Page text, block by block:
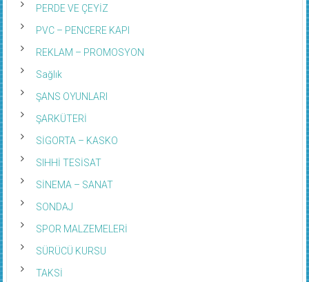
PERDE VE ÇEYİZ
PVC – PENCERE KAPI
REKLAM – PROMOSYON
Sağlık
ŞANS OYUNLARI
ŞARKÜTERİ
SİGORTA – KASKO
SIHHİ TESİSAT
SİNEMA – SANAT
SONDAJ
SPOR MALZEMELERİ
SÜRÜCÜ KURSU
TAKSİ